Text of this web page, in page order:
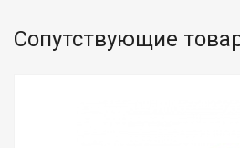
Сопутствующие